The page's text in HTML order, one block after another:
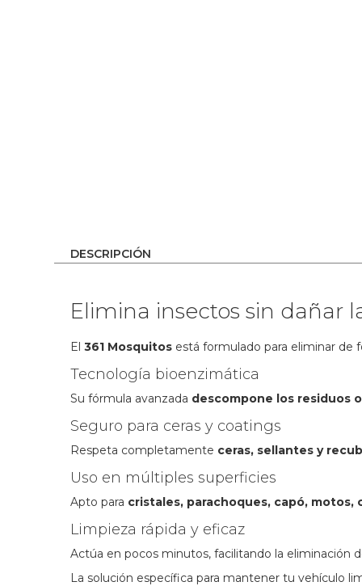
DESCRIPCIÓN
Elimina insectos sin dañar
El361 Mosquitos está formulado para eliminar de
Tecnología bioenzimática
Su fórmula avanzada descompone los residuos
Seguro para ceras y coatings
Respeta completamente ceras, sellantes y
Uso en múltiples superficies
Apto para cristales, parachoques, capó, motos,
Limpieza rápida y eficaz
Actúa en pocos minutos, facilitando la eliminación
La solución específica para mantener tu vehículo